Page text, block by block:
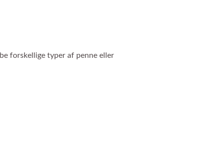
forskellige typer af penne eller